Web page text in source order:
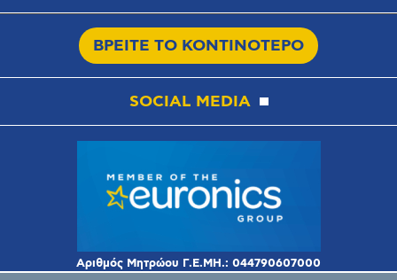
ΒΡΕΙΤΕ ΤΟ ΚΟΝΤΙΝΟΤΕΡΟ
SOCIAL MEDIA